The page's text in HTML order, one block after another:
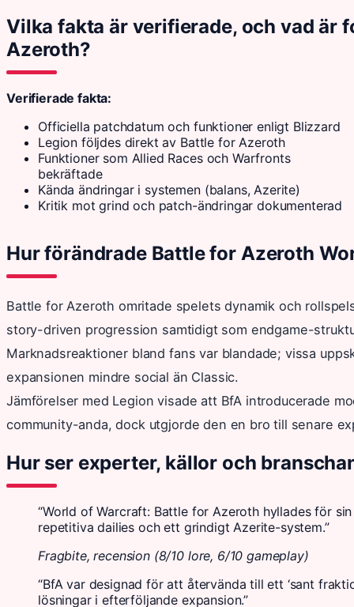
Vilka fakta är verifierade, och vad är
Azeroth?
Verifierade fakta:
Officiella patchdatum och funktioner enligt Blizzard
Legion följdes direkt av Battle for Azeroth
Funktioner som Allied Races och Warfronts
bekräftade
Kända ändringar i systemen (balans, Azerite)
Kritik mot grind och patch-ändringar dokumenterad
Hur förändrade Battle for Azeroth
Battle for Azeroth omritade spelets dynamik och
story-driven progression samtidigt som endgame-
Marknadsreaktioner bland fans var blandade; vissa
expansionen mindre social än Classic.
Jämförelser med Legion visade att BfA introducerade
community-anda, dock utgjorde den en bro till senare
Hur ser experter, källor och
“World of Warcraft: Battle for Azeroth hyllades för
repetitiva dailies och ett grindigt Azerite-system.”
Fragbite, recension (8/10 lore, 6/10 gameplay)
“BfA var designad för att återvända till ett ‘sant
lösningar i efterföljande expansion.”